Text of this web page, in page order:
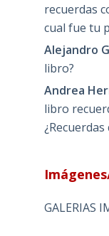
recuerdas
cual fue tu
Alejandro
libro?
Andrea
libro
GALERIAS